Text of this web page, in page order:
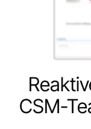
CSM-